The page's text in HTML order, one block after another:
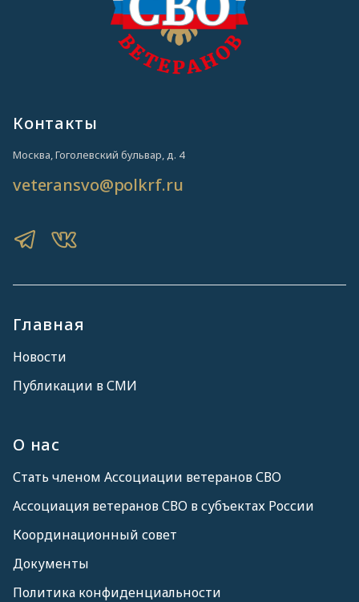
Главная
Новости
Публикации в СМИ
О нас
Стать членом Ассоциации ветеранов СВО
Ассоциация ветеранов СВО в субъектах России
Координационный совет
Документы
Политика конфиденциальности
Контакты
Москва, Гоголевский бульвар, д. 4
veteransvo@polkrf.ru